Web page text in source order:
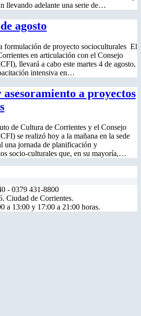
llevando adelante una serie de…
agosto
formulación de proyecto socioculturales El
en articulación con el Consejo
llevará a cabo este martes 4 de agosto,
intensiva en…
a proyectos
de Cultura de Corrientes y el Consejo
se realizó hoy a la mañana en la sede
una jornada de planificación y
socio-culturales que, en su mayoría,…
- 0379 431-8800
Ciudad de Corrientes.
a 13:00 y 17:00 a 21:00 horas.